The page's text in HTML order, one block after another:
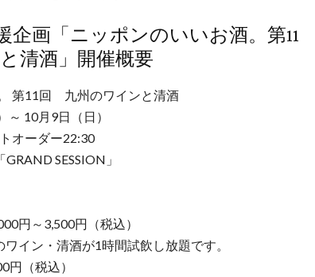
企画「ニッポンのいいお酒。第11
清酒」開催概要
第11回 九州のワインと清酒
10月9日（日）
オーダー22:30
SESSION」
円～3,500円（税込）
イン・清酒が1時間試飲し放題です。
（税込）